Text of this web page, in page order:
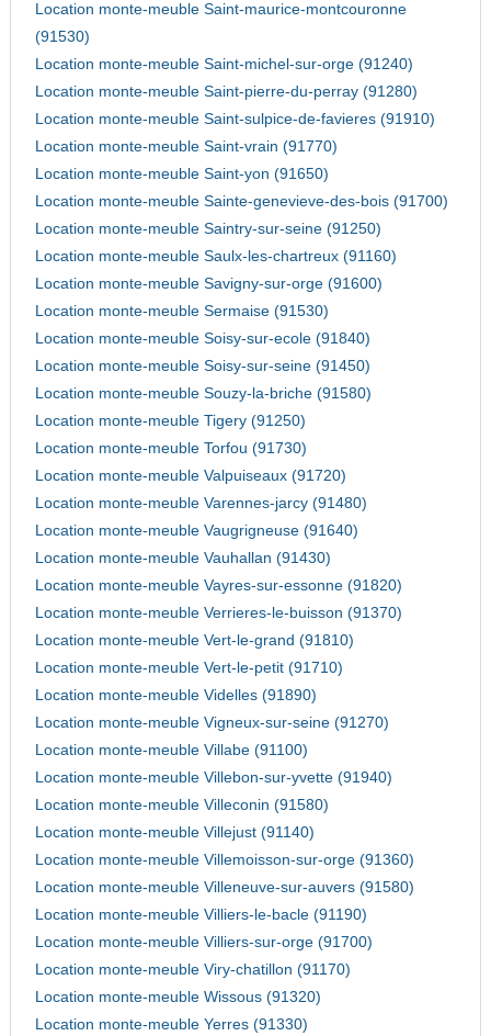
Location monte-meuble Saint-maurice-montcouronne
(91530)
Location monte-meuble Saint-michel-sur-orge (91240)
Location monte-meuble Saint-pierre-du-perray (91280)
Location monte-meuble Saint-sulpice-de-favieres (91910)
Location monte-meuble Saint-vrain (91770)
Location monte-meuble Saint-yon (91650)
Location monte-meuble Sainte-genevieve-des-bois (91700)
Location monte-meuble Saintry-sur-seine (91250)
Location monte-meuble Saulx-les-chartreux (91160)
Location monte-meuble Savigny-sur-orge (91600)
Location monte-meuble Sermaise (91530)
Location monte-meuble Soisy-sur-ecole (91840)
Location monte-meuble Soisy-sur-seine (91450)
Location monte-meuble Souzy-la-briche (91580)
Location monte-meuble Tigery (91250)
Location monte-meuble Torfou (91730)
Location monte-meuble Valpuiseaux (91720)
Location monte-meuble Varennes-jarcy (91480)
Location monte-meuble Vaugrigneuse (91640)
Location monte-meuble Vauhallan (91430)
Location monte-meuble Vayres-sur-essonne (91820)
Location monte-meuble Verrieres-le-buisson (91370)
Location monte-meuble Vert-le-grand (91810)
Location monte-meuble Vert-le-petit (91710)
Location monte-meuble Videlles (91890)
Location monte-meuble Vigneux-sur-seine (91270)
Location monte-meuble Villabe (91100)
Location monte-meuble Villebon-sur-yvette (91940)
Location monte-meuble Villeconin (91580)
Location monte-meuble Villejust (91140)
Location monte-meuble Villemoisson-sur-orge (91360)
Location monte-meuble Villeneuve-sur-auvers (91580)
Location monte-meuble Villiers-le-bacle (91190)
Location monte-meuble Villiers-sur-orge (91700)
Location monte-meuble Viry-chatillon (91170)
Location monte-meuble Wissous (91320)
Location monte-meuble Yerres (91330)